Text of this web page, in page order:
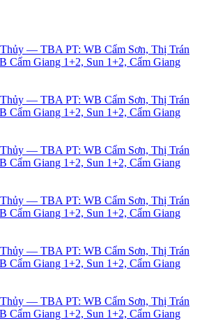
— TBA PT: WB Cẩm Sơn, Thị Trán
Cẩm Giang 1+2, Sun 1+2, Cẩm Giang
— TBA PT: WB Cẩm Sơn, Thị Trán
Cẩm Giang 1+2, Sun 1+2, Cẩm Giang
— TBA PT: WB Cẩm Sơn, Thị Trán
Cẩm Giang 1+2, Sun 1+2, Cẩm Giang
— TBA PT: WB Cẩm Sơn, Thị Trán
Cẩm Giang 1+2, Sun 1+2, Cẩm Giang
— TBA PT: WB Cẩm Sơn, Thị Trán
Cẩm Giang 1+2, Sun 1+2, Cẩm Giang
— TBA PT: WB Cẩm Sơn, Thị Trán
Cẩm Giang 1+2, Sun 1+2, Cẩm Giang